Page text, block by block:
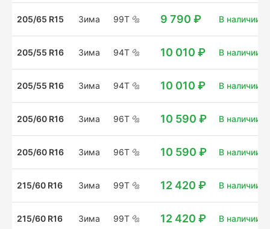
205/65 R15 Зима 99T 🔩 9 790 ₽ В наличии:
205/55 R16 Зима 94T 🔩 10 010 ₽ В наличии:
205/55 R16 Зима 94T 🔩 10 010 ₽ В наличии:
205/60 R16 Зима 96T 🔩 10 590 ₽ В наличии:
205/60 R16 Зима 96T 🔩 10 590 ₽ В наличии:
215/60 R16 Зима 99T 🔩 12 420 ₽ В наличии:
215/60 R16 Зима 99T 🔩 12 420 ₽ В наличии: